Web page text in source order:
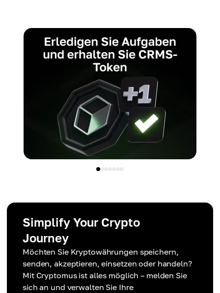
Simplify Your Crypto
Journey
Möchten Sie Kryptowährungen speichern,
senden, akzeptieren, einsetzen oder handeln?
Mit Cryptomus ist alles möglich – melden Sie
sich an und verwalten Sie Ihre